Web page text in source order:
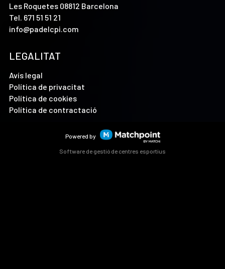
Les Roquetes 08812 Barcelona
Tel. 671 51 51 21
info@padelcpi.com
LEGALITAT
Avís legal
Política de privacitat
Política de cookies
Política de contractació
Powered by
Software de gestió de centres esportius